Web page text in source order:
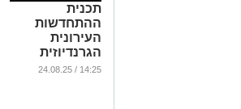
תכנית
ההתחדשות
העירונית
הגרנדיוזית
באשדוד יוצאת
14:25 / 24.08.25